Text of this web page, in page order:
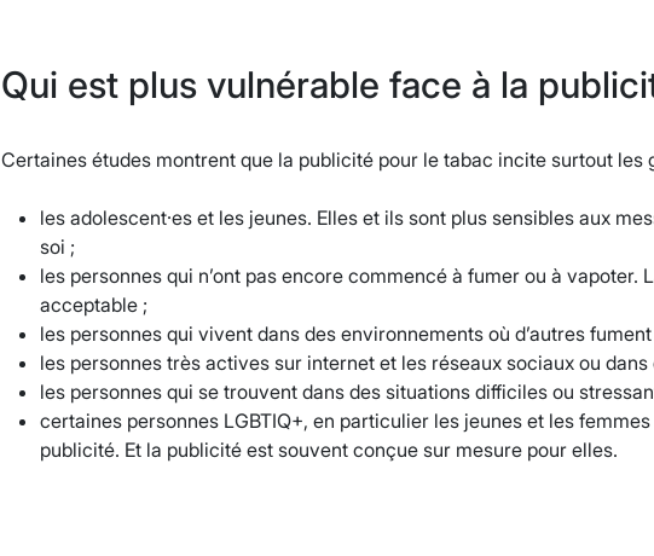
Qui est plus vulnérable face à la
Certaines études montrent que la publicité pour le tabac incite surtout
les adolescent·es et les jeunes. Elles et ils sont plus sensibles aux
soi ;
les personnes qui n’ont pas encore commencé à fumer ou à
acceptable ;
les personnes qui vivent dans des environnements où d’autres
les personnes très actives sur internet et les réseaux sociaux ou
les personnes qui se trouvent dans des situations difficiles ou
certaines personnes LGBTIQ+, en particulier les jeunes et les
publicité. Et la publicité est souvent conçue sur mesure pour elles.